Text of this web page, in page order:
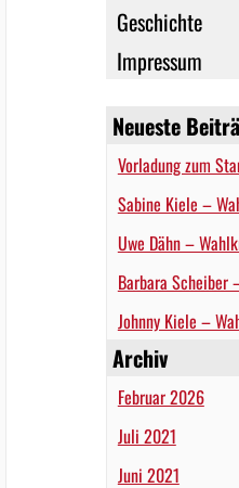
Geschichte
Impressum
Neueste
Vorladung zum
Sabine Kiele –
Uwe Dähn –
Barbara Scheiber
Johnny Kiele –
Archiv
Februar 2026
Juli 2021
Juni 2021